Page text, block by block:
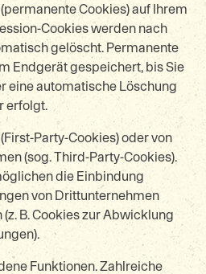
Cookies) auf Ihrem
Cookies werden nach
gelöscht. Permanente
Endgerät gespeichert, bis Sie
eine automatische Löschung
erfolgt.
Party-Cookies) oder von
(sog. Third-Party-Cookies).
die Einbindung
von Drittunternehmen
B. Cookies zur Abwicklung
Funktionen. Zahlreiche